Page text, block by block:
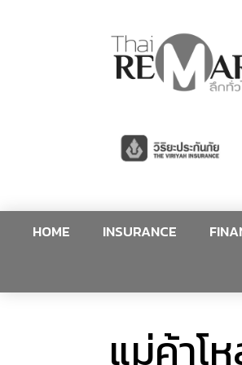
HOME INSURANCE
แม่ค้าโ